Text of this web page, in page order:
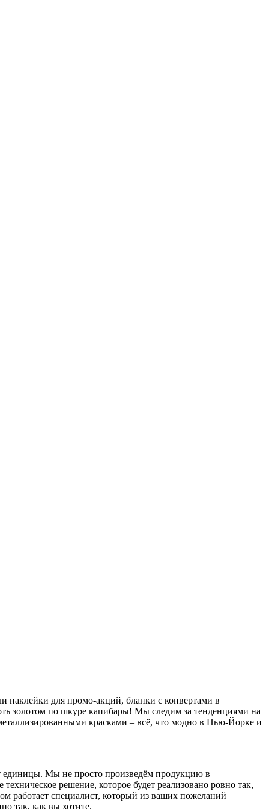
наклейки для промо-акций, бланки с конвертами в
золотом по шкуре капибары! Мы следим за тенденциями на
красками – всё, что модно в Нью-Йорке и
единицы. Мы не просто произведём продукцию в
решение, которое будет реализовано ровно так,
работает специалист, который из ваших пожеланий
так, как вы хотите.